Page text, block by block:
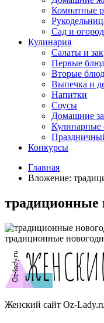
Комнатные
Сад и огород
Кулинария
Салаты и
Первые
Вторые
Выпечка и
Напитки
Соусы
Домашние
Кулинарные
Конкурсы
Главная
Вложение:
традиционные
традиционные
Женский сайт Oz-